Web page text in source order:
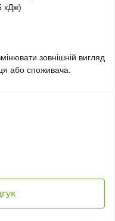
кДж)
зовнішній вигляд
або споживача.